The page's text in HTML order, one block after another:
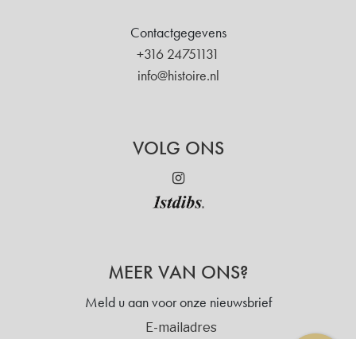
Contactgegevens
+316 24751131
info@histoire.nl
VOLG ONS
MEER VAN ONS?
Meld u aan voor onze nieuwsbrief